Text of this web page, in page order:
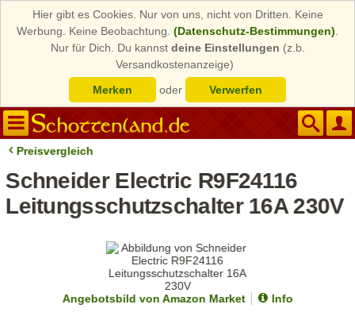
Hier gibt es Cookies. Nur von uns, nicht von Dritten. Keine
Werbung. Keine Beobachtung. (Datenschutz-Bestimmungen)
Nur für Dich. Du kannst deine Einstellungen (z.b.
Versandkostenanzeige)
Merken
oder Verwerfen
Preisvergleich
Schneider Electric R9F24116
Leitungsschutzschalter 16A 230V
Angebotsbild von Amazon Market
Info